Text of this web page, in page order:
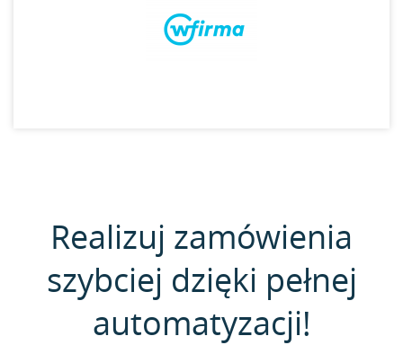
Realizuj zamówienia
szybciej dzięki pełnej
automatyzacji!